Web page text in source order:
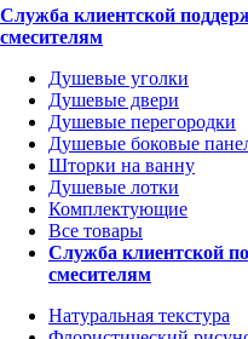
Служба клиентской
смесителям
Душевые уголки
Душевые двери
Душевые перегородки
Душевые боковые
Шторки на ванну
Душевые лотки
Комплектующие
Все товары
Служба клиентской
смесителям
Натуральная текстура